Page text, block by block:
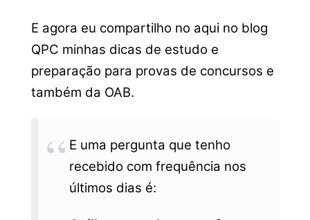
E agora eu compartilho no aqui no blog
QPC minhas dicas de estudo e
preparação para provas de concursos e
também da OAB.
E uma pergunta que tenho
recebido com frequência nos
últimos dias é: